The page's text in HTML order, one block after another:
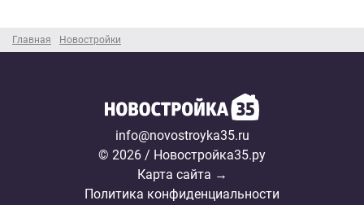
Главная Новостройки
info@novostroyka35.ru
© 2026 / Новостройка35.ру
Карта сайта →
Политика конфиденциальности